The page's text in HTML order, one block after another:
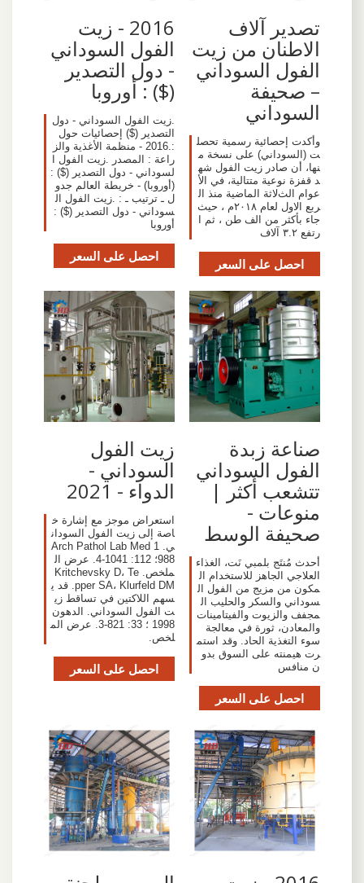
تصدير آلاف
الاطنان من زيت
الفول السوداني
– صحيفة
السوداني
وأكدت إحصائية رسمية تحصل
ت (السوداني) على نسخة م
نها، أن صادر زيت الفول شه
د قفزة نوعية متتالية، في الأ
عوام الثﻻثة الماضية منذ ال
ربع الاول لعام ٢٠١٨م ، حيث
جاء بأكثر من الف طن ، ثم ا
رتفع ٣.٢ آﻻف
احصل على السعر
2016 - زيت
الفول السوداني
- دول التصدير
($) : أوروبا
.زيت الفول السوداني - دول
التصدير ($) إحصائيات حول
:.2016 - منظمة الأغذية والز
راعة : المصدر .زيت الفول ا
لسوداني - دول التصدير ($) :
(أوروبا) - خريطة العالم جدو
ل ـ ترتيب ـ : .زيت الفول ال
سوداني - دول التصدير ($) :
أوروبا
احصل على السعر
صناعة زبدة
الفول السوداني
تتشعب أكثر |
منوعات -
صحيفة الوسط
أحدث مُنتَج بلمبي نَت، الغذاء
العلاجي الجاهز للاستخدام ال
مكون من مزيج من الفول ال
سوداني والسكر والحليب ال
مجفف والزيوت والفيتامينات
والمعادن، ثورة في معالجة
سوء التغذية الحاد. وقد استم
رت هيمنته على السوق بدو
ن منافس
احصل على السعر
زيت الفول
السوداني -
الدواء - 2021
استعراض موجز مع إشارة خ
اصة إلى زيت الفول السودان
ي. Arch Pathol Lab Med 1
988؛ 112: 1041-4. عرض ال
ملخص. Kritchevsky D، Te
pper SA، Klurfeld DM. قد ي
سهم اللاكتين في تساقط زي
ت الفول السوداني. الدهون
1998 ؛ 33: 821-3. عرض الم
لخص.
احصل على السعر